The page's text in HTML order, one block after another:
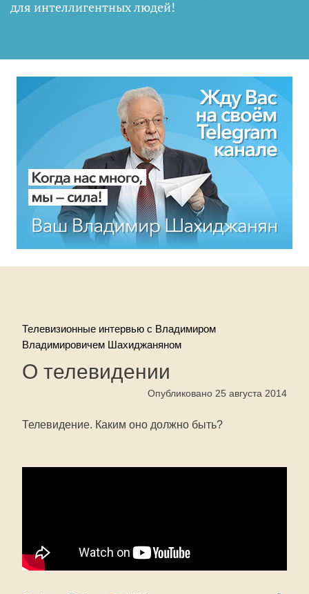
для интеллигентных людей!
Телевизионные интервью с Владимиром
Владимировичем Шахиджаняном
О телевидении
Опубликовано 25 августа 2014
Телевидение. Каким оно должно быть?